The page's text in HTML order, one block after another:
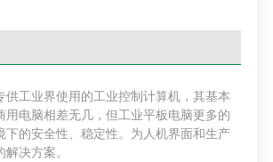
供工业界使用的工业控制计算机，其基本
用电脑相差无几，但工业平板电脑更多的
下的安全性、稳定性。为人机界面和生产
决方案。